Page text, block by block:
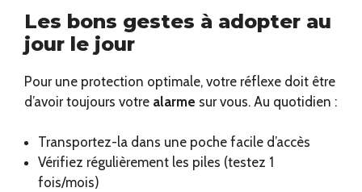
Les bons gestes à adopter au
jour le jour
Pour une protection optimale, votre réflexe doit être
d’avoir toujours votre alarme sur vous. Au quotidien :
Transportez-la dans une poche facile d’accès
Vérifiez régulièrement les piles (testez 1
fois/mois)